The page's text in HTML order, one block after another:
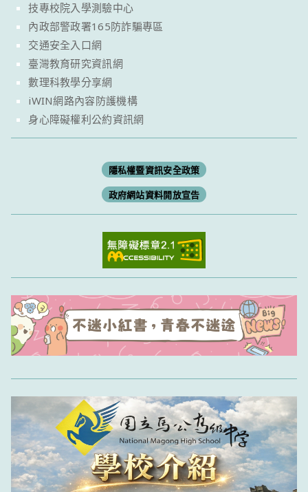
技專校院入學測驗中心
內政部警政署165防詐騙專區
交通安全入口網
臺灣教育研究資訊網
數理科教學分享網
iWIN網路內容防護機構
身心障礙權利公約資訊網
隱私權暨資訊安全政策
政府網站資料開放宣告